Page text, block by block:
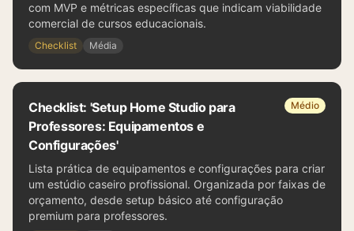
com MVP e métricas específicas que indicam viabilidade
comercial de cursos educacionais.
Checklist Média
Checklist: 'Setup Home Studio para
Professores: Equipamentos e
Configurações'
Médio
Lista prática de equipamentos e configurações para criar
um estúdio caseiro profissional. Organizada por faixas de
orçamento, desde setup básico até configuração
premium para professores.